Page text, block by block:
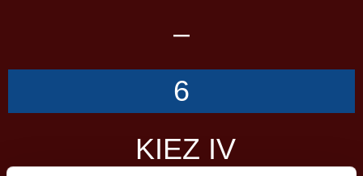
–
6
KIEZ IV